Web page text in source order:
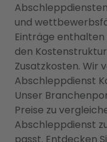
und
Einträge
den
Zusatzkosten. Wir
Abschleppdienst
Unser
Preise zu
Abschleppdienst